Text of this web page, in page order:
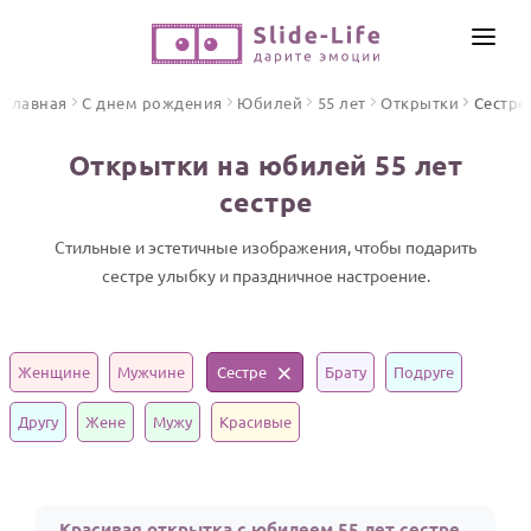
Видео поздравления
Песни поздравления
Стихи и тексты
ПРАЗДНИКИ
ИНСТРУМЕНТЫ
Главная С днем рождения Юбилей 55 лет Открытки Сестре
Открытки на юбилей 55 лет
сестре
Стильные и эстетичные изображения, чтобы подарить
сестре улыбку и праздничное настроение.
Женщине Мужчине Сестре Брату Подруге
Другу Жене Мужу Красивые